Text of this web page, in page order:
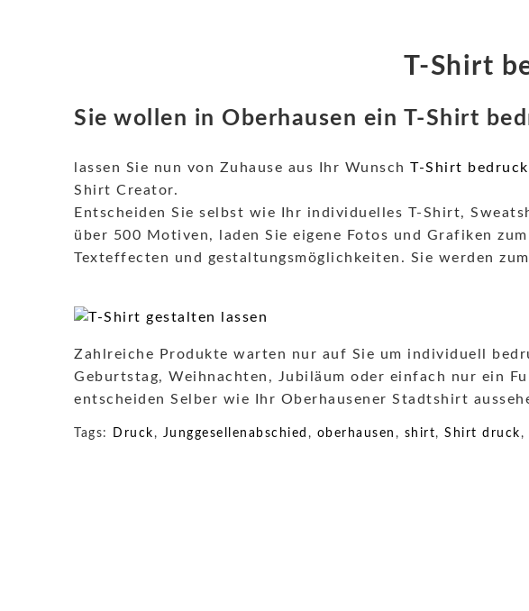
T-Shirt
Sie wollen in Oberhausen ein T-Shirt
lassen Sie nun von Zuhause aus Ihr Wunsch T-Shirt
Shirt Creator.
Entscheiden Sie selbst wie Ihr individuelles T-Shirt,
über 500 Motiven, laden Sie eigene Fotos und Grafiken
Texteffecten und gestaltungsmöglichkeiten. Sie werden
Zahlreiche Produkte warten nur auf Sie um individuell
Geburtstag, Weihnachten, Jubiläum oder einfach nur ein
entscheiden Selber wie Ihr Oberhausener Stadtshirt
Tags: Druck , Junggesellenabschied , oberhausen , shirt, Shirt druck ,